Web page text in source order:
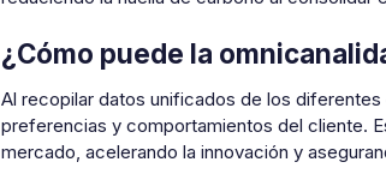
¿Cómo puede la
Al recopilar datos unificados de los
preferencias y comportamientos del cliente.
mercado, acelerando la innovación y